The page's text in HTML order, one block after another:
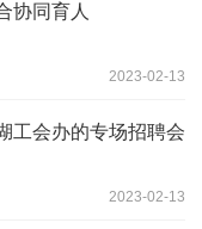
协同育人
2023-02-13
工会办的专场招聘会
2023-02-13